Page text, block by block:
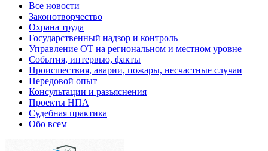
Все новости
Законотворчество
Охрана труда
Государственный надзор и контроль
Управление ОТ на региональном и местном уровне
События, интервью, факты
Происшествия, аварии, пожары, несчастные случаи
Передовой опыт
Консультации и разъяснения
Проекты НПА
Судебная практика
Обо всем